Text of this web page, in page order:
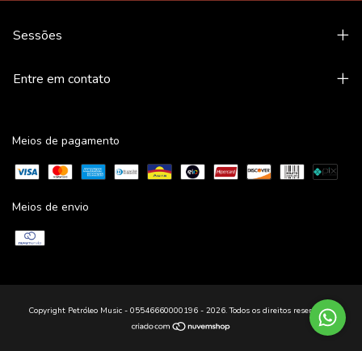
Sessões
Entre em contato
Meios de pagamento
Meios de envio
Copyright Petróleo Music - 05546660000196 - 2026. Todos os direitos reservados.